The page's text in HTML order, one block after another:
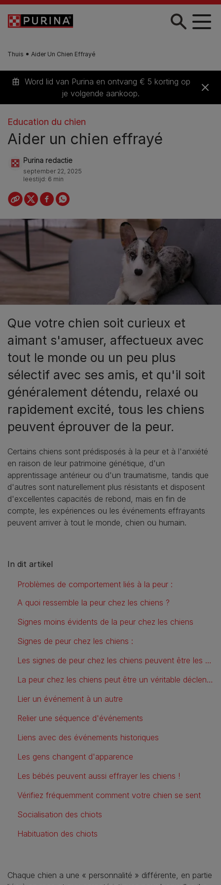
Skip to main content
Thuis Aider Un Chien Effrayé
Word lid van Purina en ontvang € 5 korting op
je volgende aankoop.
Education du chien
Aider un chien effrayé
Purina redactie
september 22, 2025
leestijd: 6 min
Que votre chien soit curieux et
aimant s'amuser, affectueux avec
tout le monde ou un peu plus
sélectif avec ses amis, et qu'il soit
généralement détendu, relaxé ou
rapidement excité, tous les chiens
peuvent éprouver de la peur.
Certains chiens sont prédisposés à la peur et à l'anxiété
en raison de leur patrimoine génétique, d'un
apprentissage antérieur ou d'un traumatisme, tandis que
d'autres sont naturellement plus résistants et disposent
d'excellentes capacités de rebond, mais en fin de
compte, les expériences ou les événements effrayants
peuvent arriver à tout le monde, chien ou humain.
In dit artikel
Problèmes de comportement liés à la peur :
A quoi ressemble la peur chez les chiens ?
Signes moins évidents de la peur chez les chiens
Signes de peur chez les chiens :
Les signes de peur chez les chiens peuvent être les suivants :
La peur chez les chiens peut être un véritable déclencheur
Lier un événement à un autre
Relier une séquence d'événements
Liens avec des événements historiques
Les gens changent d'apparence
Les bébés peuvent aussi effrayer les chiens !
Vérifiez fréquemment comment votre chien se sent
Socialisation des chiots
Habituation des chiots
Chaque chien a une « personnalité » différente, en partie